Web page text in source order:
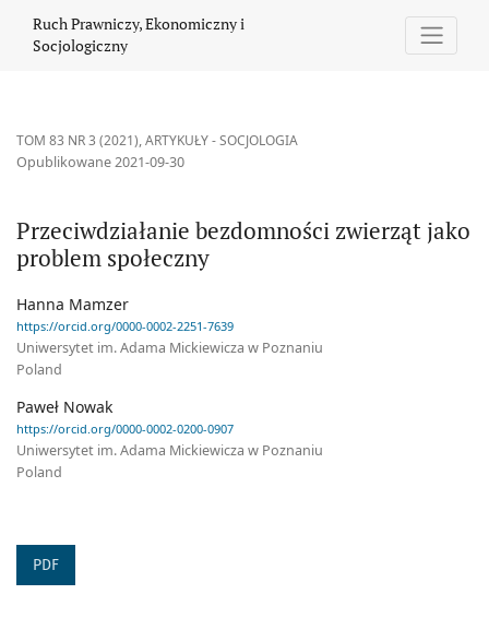
Ruch Prawniczy, Ekonomiczny i
Socjologiczny
TOM 83 NR 3 (2021),ARTYKUŁY - SOCJOLOGIA
Przeciwdziałanie bezdomności zwierząt jako
problem społeczny
Opublikowane 2021-09-30
Hanna Mamzer
https://orcid.org/0000-0002-2251-7639
Uniwersytet im. Adama Mickiewicza w Poznaniu
Poland
Paweł Nowak
https://orcid.org/0000-0002-0200-0907
Uniwersytet im. Adama Mickiewicza w Poznaniu
Poland
PDF